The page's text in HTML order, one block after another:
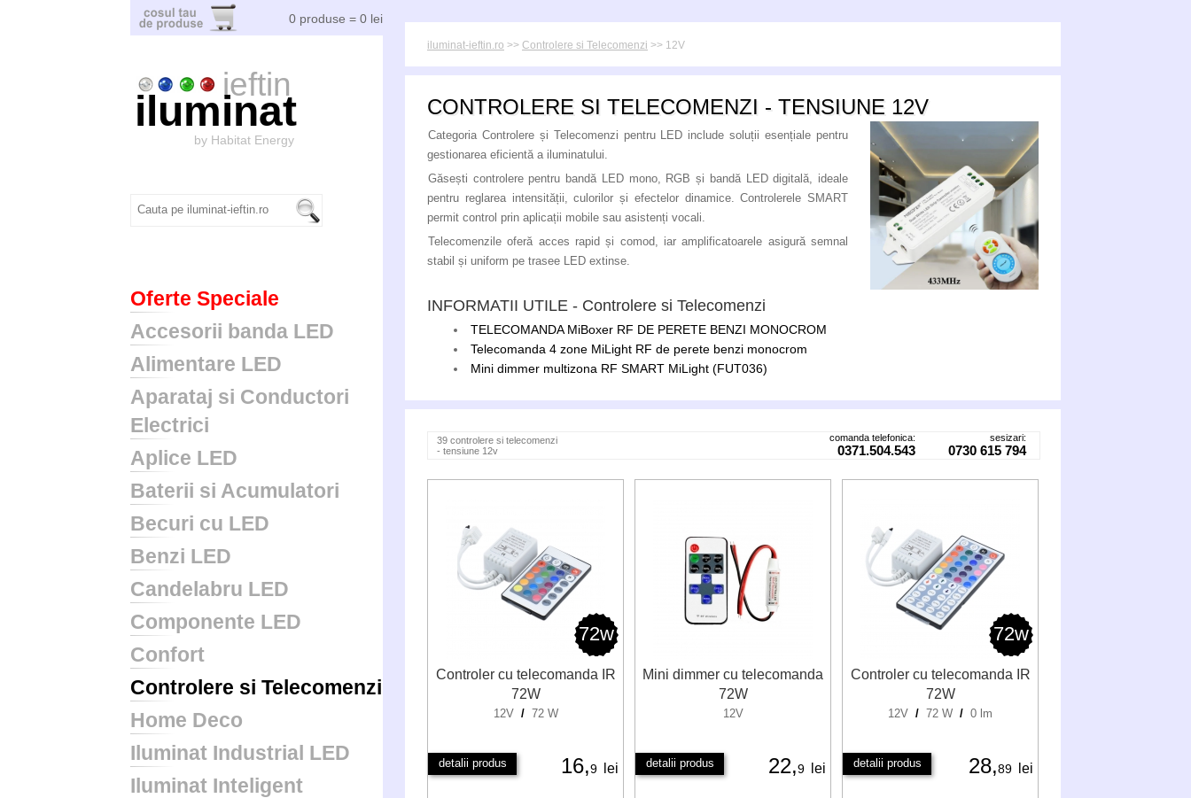
0 produse = 0 lei
ieftin
iluminat
by Habitat Energy
Oferte Speciale
Accesorii banda LED
Alimentare LED
Aparataj si Conductori
Electrici
Aplice LED
Baterii si Acumulatori
Becuri cu LED
Benzi LED
Candelabru LED
Componente LED
Confort
Controlere si Telecomenzi
Home Deco
Iluminat Industrial LED
Iluminat Inteligent
iluminat-ieftin.ro >> Controlere si Telecomenzi >> 12V
CONTROLERE SI TELECOMENZI - TENSIUNE 12V
Categoria Controlere și Telecomenzi pentru LED include soluții esențiale pentru
gestionarea eficientă a iluminatului.
Găsești controlere pentru bandă LED mono, RGB și bandă LED digitală, ideale
pentru reglarea intensității, culorilor și efectelor dinamice. Controlerele SMART
permit control prin aplicații mobile sau asistenți vocali.
Telecomenzile oferă acces rapid și comod, iar amplificatoarele asigură semnal
stabil și uniform pe trasee LED extinse.
INFORMATII UTILE - Controlere si Telecomenzi
TELECOMANDA MiBoxer RF DE PERETE BENZI MONOCROM
Telecomanda 4 zone MiLight RF de perete benzi monocrom
Mini dimmer multizona RF SMART MiLight (FUT036)
39 controlere si telecomenzi
- tensiune 12v
comanda telefonica:
0371.504.543
sesizari:
0730 615 794
72w
Controler cu telecomanda IR
72W
12V / 72 W
detalii produs 16,9 lei
Mini dimmer cu telecomanda
72W
12V
detalii produs 22,9 lei
72w
Controler cu telecomanda IR
72W
12V / 72 W / 0 lm
detalii produs 28,89 lei